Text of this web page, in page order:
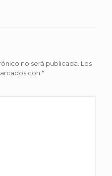
no será publicada. Los
con *